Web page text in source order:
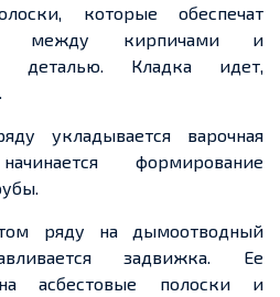
которые обеспечат
между кирпичами и
деталью. Кладка идет,
укладывается варочная
формирование
ряду на дымоотводный
задвижка. Ее
асбестовые полоски и